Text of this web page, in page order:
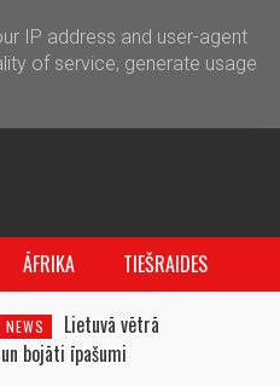
ĀFRIKA TIEŠRAIDES
Lietuvā vētrā
bojāti īpašumi
IP address and user-agent
of service, generate usage